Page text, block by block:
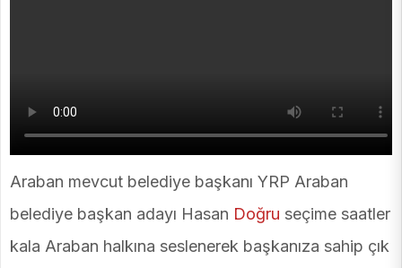
Araban mevcut belediye başkanı YRP Araban
belediye başkan adayı Hasan Doğru seçime saatler
kala Araban halkına seslenerek başkanıza sahip çık